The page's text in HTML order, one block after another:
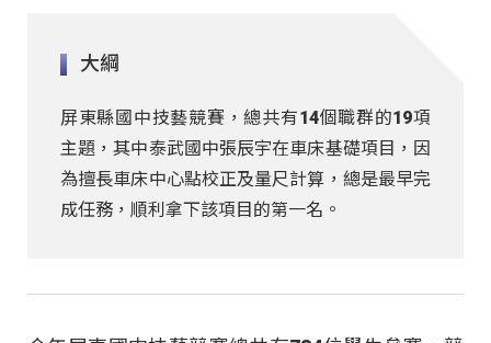
大綱
屏東縣國中技藝競賽，總共有14個職群的19項
主題，其中泰武國中張辰宇在車床基礎項目，因
為擅長車床中心點校正及量尺計算，總是最早完
成任務，順利拿下該項目的第一名。